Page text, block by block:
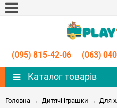
(095) 815-42-06 (063)
Каталог товарів
Головна → Дитячі іграшки → Для